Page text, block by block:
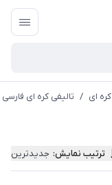
کره ای / تالیفی کره ای فارسی
ترتیب نمایش: جدیدترین